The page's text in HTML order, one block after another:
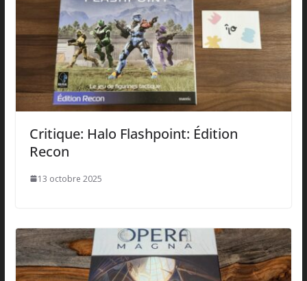
Critique: Halo Flashpoint: Édition
Recon
13 octobre 2025